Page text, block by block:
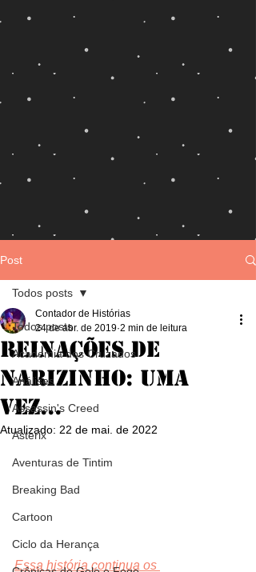
Post
Todos posts
Academia dos Cruzados
Análises
Assassin's Creed
Asterix
Aventuras de Tintim
Breaking Bad
Cartoon
Ciclo da Herança
Todos posts
Reinações de
Narizinho: Uma
Vez...
Contador de Histórias
24 de abr. de 2019 2 min de leitura
Atualizado: 22 de mai. de 2022
Essa história continua os